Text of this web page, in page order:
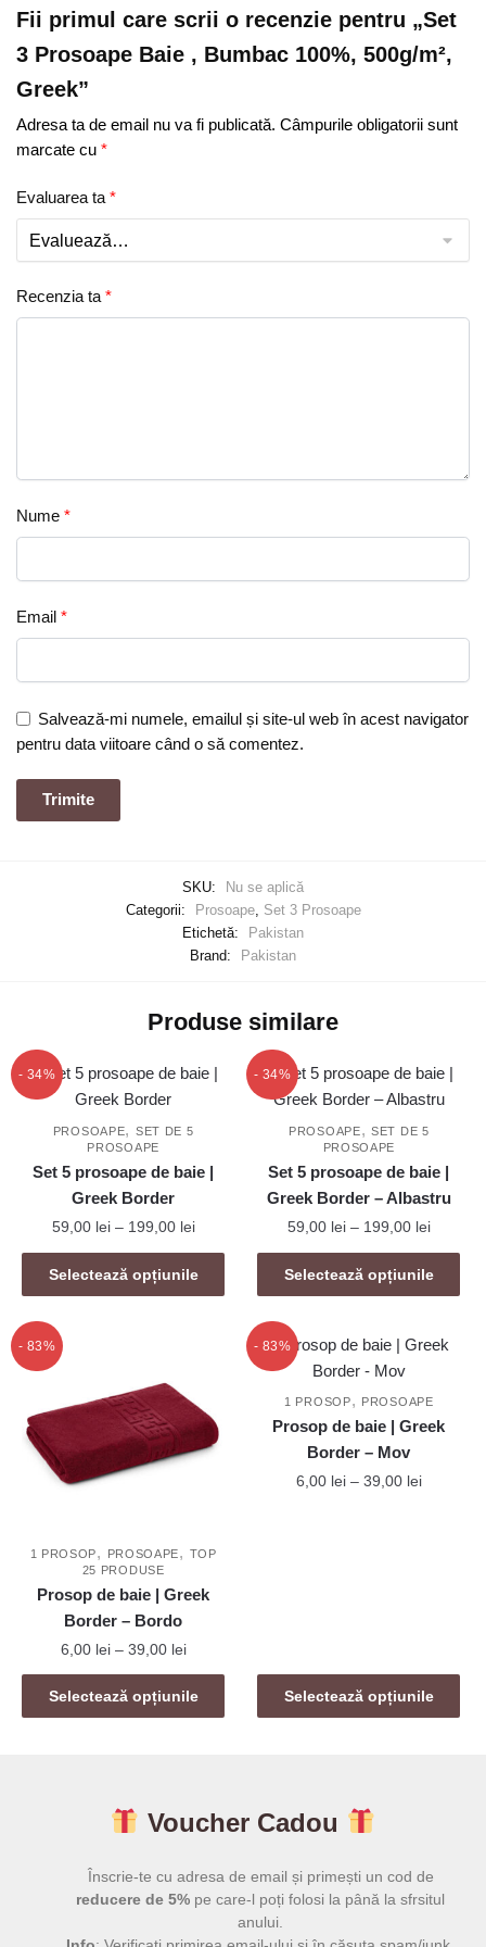
Fii primul care scrii o recenzie pentru „Set
3 Prosoape Baie , Bumbac 100%, 500g/m²,
Greek”
Adresa ta de email nu va fi publicată. Câmpurile obligatorii sunt
marcate cu *
Evaluarea ta *
Recenzia ta *
Nume *
Email *
Salvează-mi numele, emailul și site-ul web în acest navigator
pentru data viitoare când o să comentez.
SKU:
Nu se aplică
Categorii:
Prosoape, Set 3 Prosoape
Etichetă:
Pakistan
Brand:
Pakistan
Produse similare
- 34%
PROSOAPE, SET DE 5
PROSOAPE
Set 5 prosoape de baie |
Greek Border
59,00 lei – 199,00 leiInterval
de
prețuri:
59,00 lei
199,00 lei
Selectează opțiunile
Acest
produs
variații.
Opțiunile
fi
pagina
produsului.
- 34%
PROSOAPE,SET DE 5
PROSOAPE
Set 5 prosoape de baie |
Greek Border – Albastru
59,00 lei – 199,00 leiInterval
de
prețuri:
59,00
la
Selectează opțiunile
Acest
produs
mai
multe
variații.
Opțiunile
pot
fi
- 83%
1 PROSOP, PROSOAPE, TOP
25 PRODUSE
Prosop de baie | Greek
Border – Bordo
6,00 lei – 39,00 leiInterval
de
prețuri:
6,00 lei
Selectează opțiunile
Acest
produs
variații.
pot
fi
- 83%
1 PROSOP, PROSOAPE
Prosop de baie | Greek
Border – Mov
6,00 lei – 39,00 leiInterval
Selectează opțiunile
Opțiunile
pot
pagina
produsului.
Voucher Cadou
Înscrie-te cu adresa de email și primești un cod de
reducere de 5% pe care-l poți folosi la până la sfrsitul
anului.